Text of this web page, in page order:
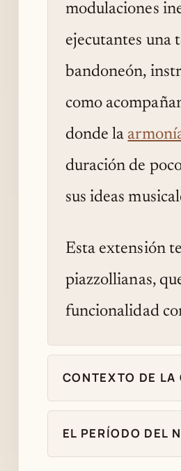
modulaciones
ejecutantes una
bandoneón,
como
donde la
duración de
sus ideas
Esta extensión
piazzollianas,
funcionalidad
CONTEXTO DE LA
EL PERÍODO DEL